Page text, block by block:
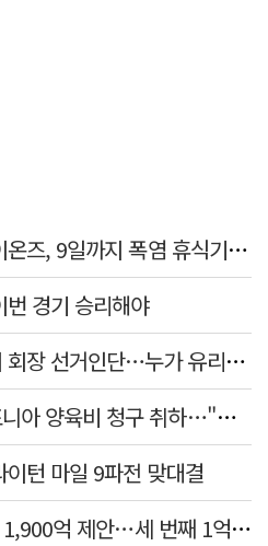
'단비같은 휴식' 삼성 라이온즈, 9일까지 폭염 휴식기에 재정비
경기 승리해야
2만명까지 커진 축구협회 회장 선거인단…누가 유리할까
돈치치 전 약혼녀, 캘리포니아 양육비 청구 취하…"합의로 해결"
이턴 마일 9파전 맞대결
리버풀, PSG 바르콜라에 1,900억 제안…세 번째 1억 파운드 영입 추진